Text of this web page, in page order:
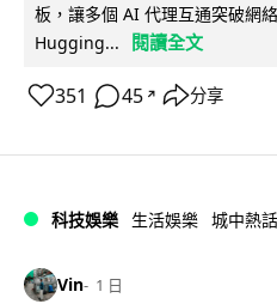
板，讓多個 AI 代理互通突破網
Hugging...
閱讀全文
351 45 ↗ 分享
科技娛樂 生活娛樂 城中熱話
Vin 1 日